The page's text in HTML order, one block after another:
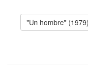
"Un hombre" (1979)